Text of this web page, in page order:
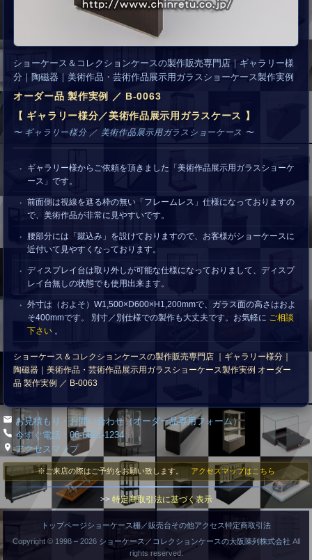
ショーケース＆コレクションケースの製作販売専門店｜ギャラリー様
分｜陶磁器｜美術作品・芸術作品展示用ガラスショーケース製作実例
オーダー品 製作実例 ／ B-0063
【 ギャラリー様分／美術作品展示用ガラスケース 】
〜 ギャラリー様分 ／ 美術作品展示用ガラスショーケース 〜
ギャラリー様からご依頼を頂きました「美術作品展示用ガラスショーケ
ース」です。
前面側は視線を遮る枠の無い「フレームレス」仕様になっておりますの
で、美術作品が非常に見やすいです。
腰部分には「蹴込み」を設けておりますので、お客様がショーケースに
近付いて見やすくなっております。
ディスプレイ台は取り外しが可能な仕様になっておりまして、ディスプ
レイ台無しの状態でも使用出来ます。
外寸は（およそ）W1,500×D600×H1,200mmで、ガラス面の高さはおよ
そ400mmです。 別寸／別仕様での製作も大丈夫です。お気軽に ご相談
下さい 。
ショーケース＆コレクションケースの製作販売専門店 ｜ギャラリー様分｜
陶磁器｜美術作品・芸術作品展示用ガラスショーケース製作実例 オーダー
品 製作実例 ／ B-0063
お見積もり・お問い合わせ（オーダー品専用フォーム）
今すぐ電話：06-6651-1234
アクセスマップ
※ご来店の際はご予約をお願い致します。 アクセスマップはこちら
>> 特定商取引法に基づく表示
トップページショーケース棚／販売台その他アクセス特定商取引法
Copyright © 1998 – 2026 ショーケース／コレクションケースの大阪陳列株式会社 All
rights reserved.